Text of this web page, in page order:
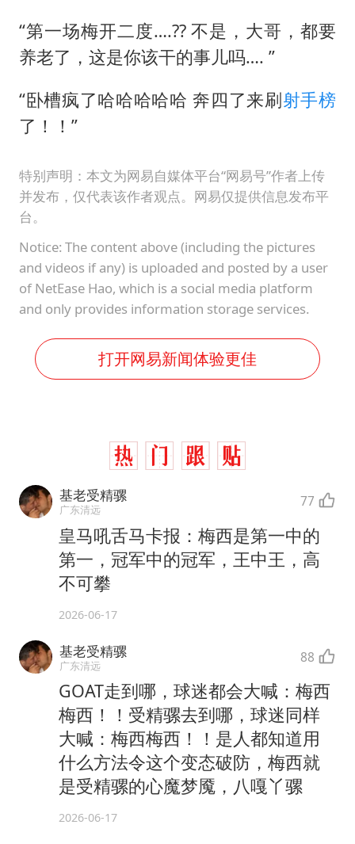
“第一场梅开二度….?? 不是，大哥，都要
养老了，这是你该干的事儿吗…. ”
“卧槽疯了哈哈哈哈哈 奔四了来刷射手榜
了！！”
特别声明：本文为网易自媒体平台“网易号”作者上传
并发布，仅代表该作者观点。网易仅提供信息发布平
台。
Notice: The content above (including the pictures
and videos if any) is uploaded and posted by a user
of NetEase Hao, which is a social media platform
and only provides information storage services.
打开网易新闻体验更佳
基老受精骡
广东清远 77
皇马吼舌马卡报：梅西是第一中的
第一，冠军中的冠军，王中王，高
不可攀
2026-06-17
基老受精骡
广东清远 88
GOAT走到哪，球迷都会大喊：梅西
梅西！！受精骡去到哪，球迷同样
大喊：梅西梅西！！是人都知道用
什么方法令这个变态破防，梅西就
是受精骡的心魔梦魇，八嘎丫骡
2026-06-17